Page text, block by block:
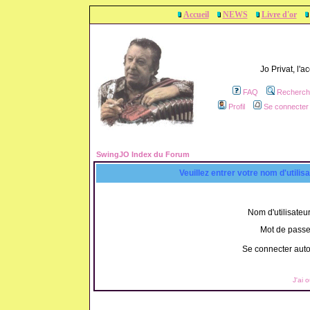
Accueil NEWS Livre d'or
Jo Privat,
FAQ
Profil
Se
SwingJO Index du Forum
Veuillez entrer votre nom
Nom
Mot de
Se connecter
J'ai